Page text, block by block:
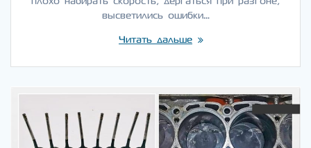
высветились ошибки…
Читать дальше